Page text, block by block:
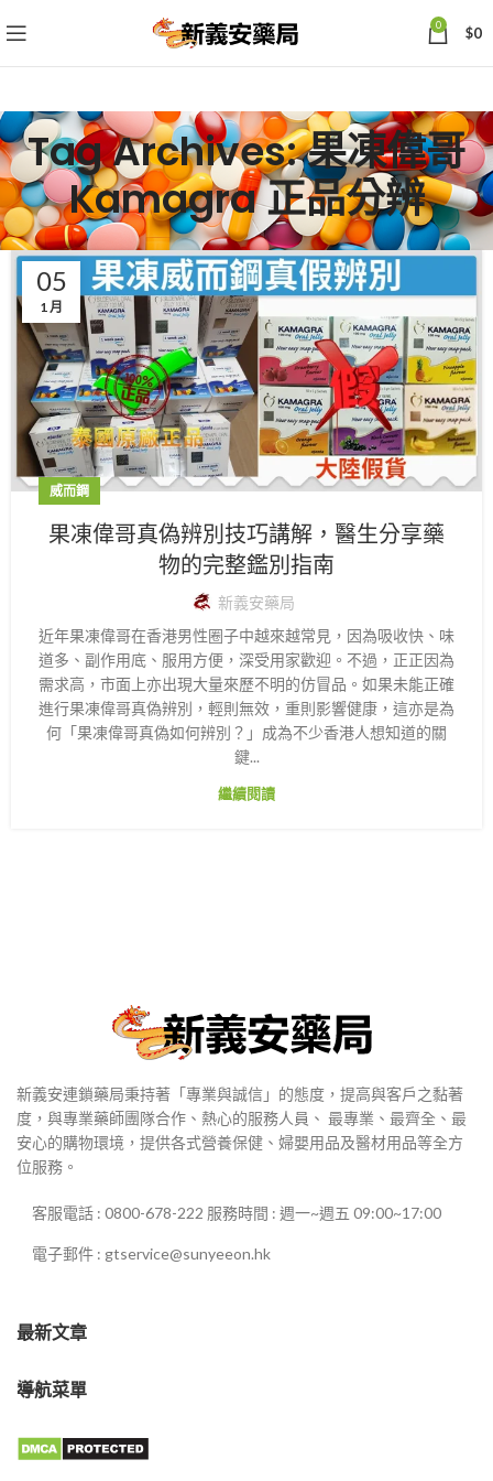
0 $0
Tag Archives: 果凍偉哥
Kamagra 正品分辨
05
1 月
威而鋼
果凍偉哥真偽辨別技巧講解，醫生分享藥
物的完整鑑別指南
新義安藥局
近年果凍偉哥在香港男性圈子中越來越常見，因為吸收快、味
道多、副作用底、服用方便，深受用家歡迎。不過，正正因為
需求高，市面上亦出現大量來歷不明的仿冒品。如果未能正確
進行果凍偉哥真偽辨別，輕則無效，重則影響健康，這亦是為
何「果凍偉哥真偽如何辨別？」成為不少香港人想知道的關
鍵...
繼續閱讀
新義安連鎖藥局秉持著「專業與誠信」的態度，提高與客戶之黏著
度，與專業藥師團隊合作、熱心的服務人員、 最專業、最齊全、最
安心的購物環境，提供各式營養保健、婦嬰用品及醫材用品等全方
位服務。
客服電話 : 0800-678-222 服務時間 : 週一~週五 09:00~17:00
電子郵件 : gtservice@sunyeeon.hk
最新文章
導航菜單